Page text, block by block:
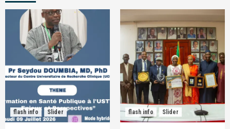
flash info Slider flash info Slider